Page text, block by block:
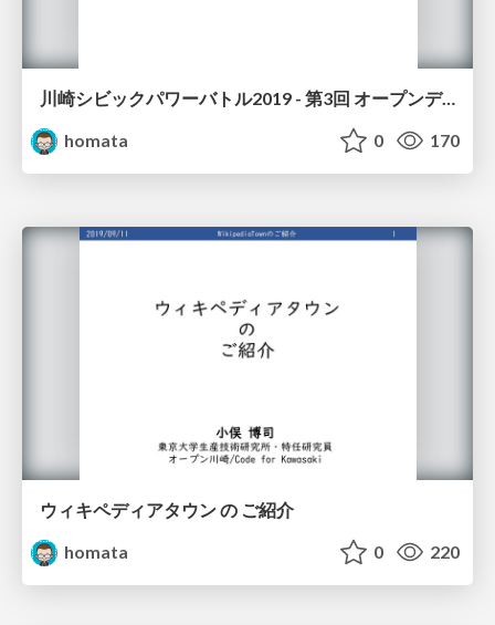
川崎シビックパワーバトル2019 - 第3回 オープンデータ勉強会
homata
0 170
ウィキペディアタウン の ご紹介
homata
0 220